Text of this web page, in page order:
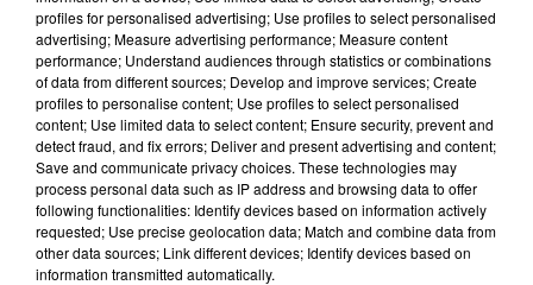
14h00
14h00 13h56
13h56
profiles for personalised advertising; Use profiles to select personalised
advertising; Measure advertising performance; Measure content
performance; Understand audiences through statistics or combinations
of data from different sources; Develop and improve services; Create
profiles to personalise content; Use profiles to select personalised
content; Use limited data to select content; Ensure security, prevent and
detect fraud, and fix errors; Deliver and present advertising and content;
Save and communicate privacy choices. These technologies may
process personal data such as IP address and browsing data to offer
following functionalities: Identify devices based on information actively
requested; Use precise geolocation data; Match and combine data from
other data sources; Link different devices; Identify devices based on
information transmitted automatically.